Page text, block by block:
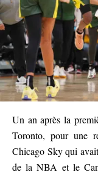
Un an après la
Toronto, pour une
Chicago Sky qui
de la NBA et le